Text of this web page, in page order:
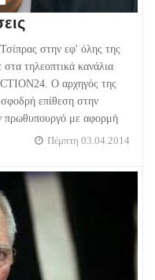
στην εφ' όλης της
τηλεοπτικά κανάλια
Ο αρχηγός της
σφοδρή επίθεση στην
πρωθυπουργό με αφορμή
Πέμπτη 03.04.2014